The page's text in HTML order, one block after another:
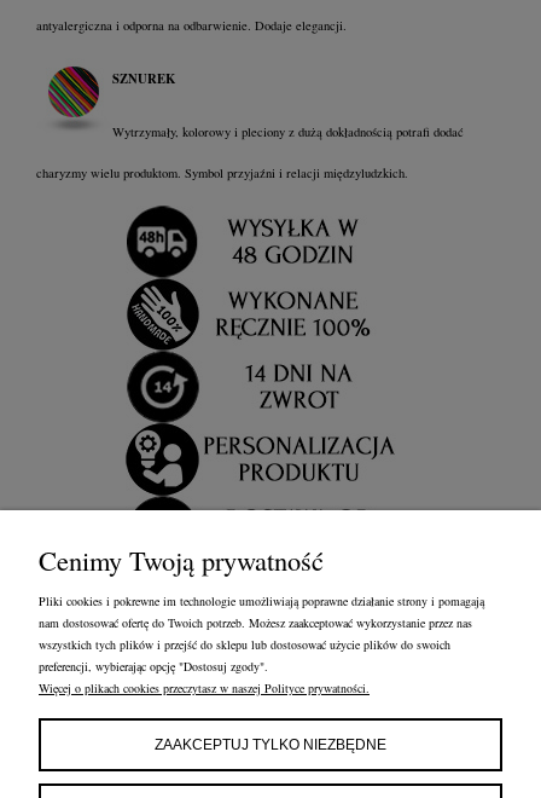
antyalergiczna i odporna na odbarwienie. Dodaje elegancji.
SZNUREK
Wytrzymały, kolorowy i pleciony z dużą dokładnością potrafi dodać
charyzmy wielu produktom. Symbol przyjaźni i relacji międzyludzkich
OBSŁUGA KLIENTA FRANCOW JEWELRY
FRANCOW JEWELRY
Cenimy Twoją prywatność
Pliki cookies i pokrewne im technologie umożliwiają poprawne działanie strony i pomagają
nam dostosować ofertę do Twoich potrzeb. Możesz zaakceptować wykorzystanie przez nas
wszystkich tych plików i przejść do sklepu lub dostosować użycie plików do swoich
preferencji, wybierając opcję "Dostosuj zgody".
Więcej o plikach cookies przeczytasz w naszej Polityce prywatności.
ZAAKCEPTUJ TYLKO NIEZBĘDNE